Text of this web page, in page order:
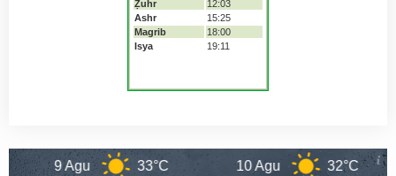
9 Agu 33°C 10 Agu 32°C 11